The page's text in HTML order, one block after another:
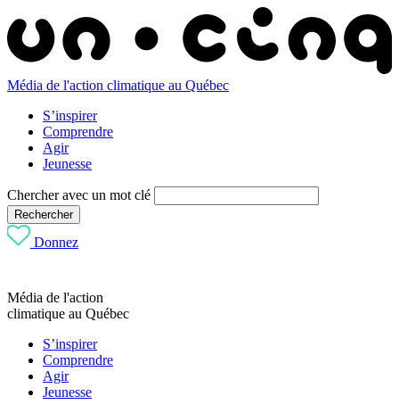
Média de l'action climatique au Québec
S’inspirer
Comprendre
Agir
Jeunesse
Chercher avec un mot clé
Rechercher
Donnez
Média de l'action
climatique au Québec
S’inspirer
Comprendre
Agir
Jeunesse